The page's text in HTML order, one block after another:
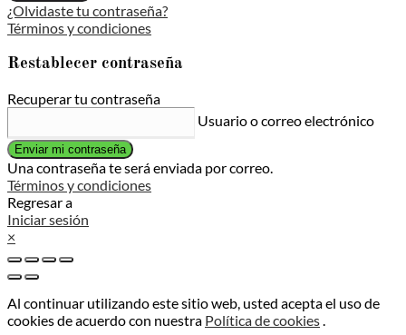
¿Olvidaste tu contraseña?
Términos y condiciones
Restablecer contraseña
Recuperar tu contraseña
Usuario o correo electrónico
Enviar mi contraseña
Una contraseña te será enviada por correo.
Términos y condiciones
Regresar a
Iniciar sesión
×
Al continuar utilizando este sitio web, usted acepta el uso de
cookies de acuerdo con nuestra Política de cookies.